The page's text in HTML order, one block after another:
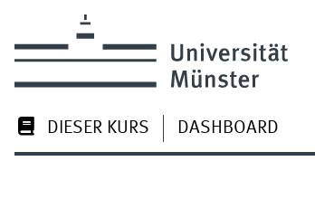
DIESER KURS DASHBOARD